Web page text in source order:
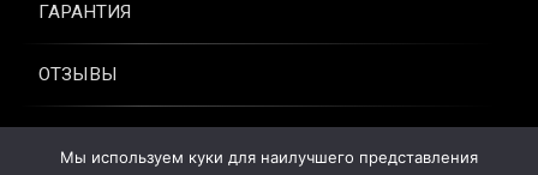
ГАРАНТИЯ
ОТЗЫВЫ
Мы используем куки для наилучшего представления